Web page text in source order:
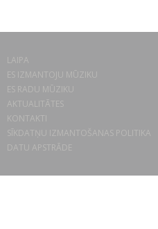
LAIPA
ES IZMANTOJU MŪZIKU
ES RADU MŪZIKU
AKTUALITĀTES
KONTAKTI
SĪKDATŅU IZMANTOŠANAS POLITIKA
DATU APSTRĀDE